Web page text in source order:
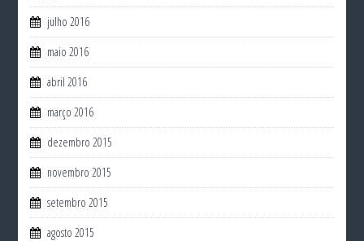
julho 2016
maio 2016
abril 2016
março 2016
dezembro 2015
novembro 2015
setembro 2015
agosto 2015